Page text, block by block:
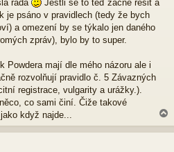
řada
Jestli se to teď začne řešit a
je psáno v pravidlech (tedy že bych
a omezení by se týkalo jen daného
zpráv), bylo by to super.
Powdera mají dle mého názoru ale i
rozvolňují pravidlo č. 5 Závazných
registrace, vulgarity a urážky.).
co sami činí. Čiže takové
když najde...
a
h